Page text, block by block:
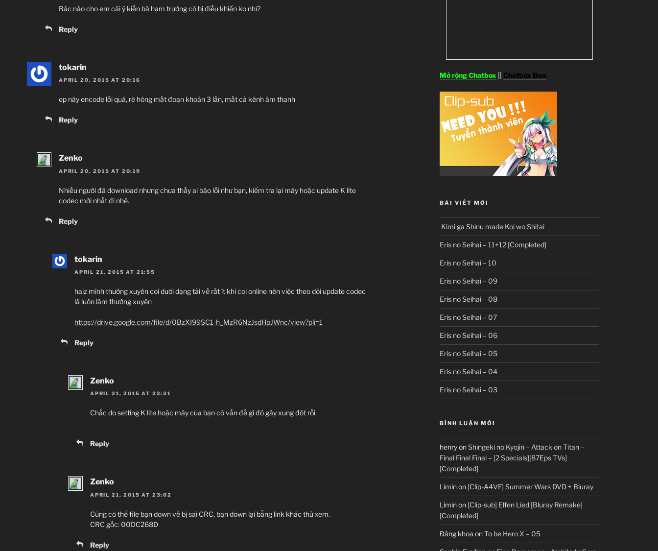
Polygon Pictures
Bác nào cho em cái ý kiến bà hạm trưởng có bị điều khiển ko nhỉ?
Reply
tokarin
APRIL 20, 2015 AT 20:16
ep này encode lỗi quá, rè hóng mất đoạn khoản 3 lần, mất cả kênh âm thanh
Reply
Zenko
APRIL 20, 2015 AT 20:19
Nhiều người đã download nhưng chưa thấy ai báo lỗi như bạn, kiểm tra lại máy hoặc update K lite
codec mới nhất đi nhé.
Reply
tokarin
APRIL 21, 2015 AT 21:55
haiz mình thường xuyên coi dưới dạng tải về rất ít khi coi online nên việc theo dõi update codec
là luôn làm thường xuyên
https://drive.google.com/file/d/0BzXI99SC1-h_MzR6NzJsdHpJWnc/view?pli=1
Reply
Zenko
APRIL 21, 2015 AT 22:21
Chắc do setting K lite hoặc máy của bạn có vấn đề gì đó gây xung đột rồi
Reply
Zenko
APRIL 21, 2015 AT 23:02
Cũng có thể file bạn down về bị sai CRC, bạn down lại bằng link khác thử xem.
CRC gốc: 00DC268D
Reply
Mở rộng Chatbox Chatbox Đen
BÀI VIẾT MỚI
Kimi ga Shinu made Koi wo Shitai
Eris no Seihai – 11+12 [Completed]
Eris no Seihai – 10
Eris no Seihai – 09
Eris no Seihai – 08
Eris no Seihai – 07
Eris no Seihai – 06
Eris no Seihai – 05
Eris no Seihai – 04
Eris no Seihai – 03
BÌNH LUẬN MỚI
henryonShingeki no Kyojin – Attack on Titan –
Final Final Final – [2 Specials][87Eps TVs]
[Completed]
Liminon [Clip-A4VF] Summer Wars DVD + Bluray
Liminon [Clip-sub] Elfen Lied [Bluray Remake]
[Completed]
Đăng khoa onTo be Hero X – 05